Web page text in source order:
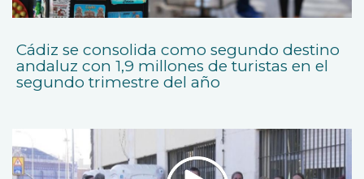
Cádiz se consolida como segundo destino
andaluz con 1,9 millones de turistas en el
segundo trimestre del año